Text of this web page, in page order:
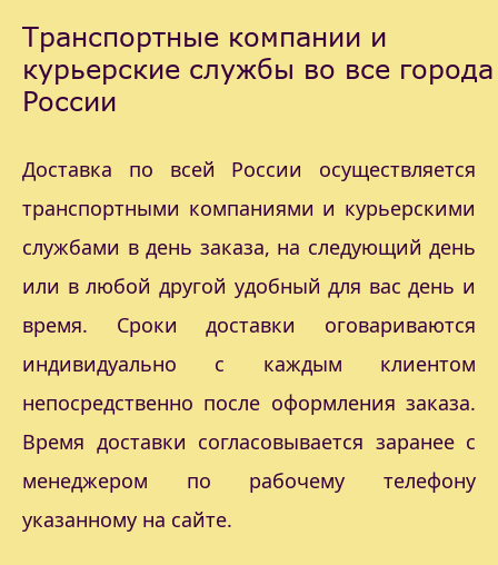
Транспортные компании и
курьерские службы во все города
России
Доставка по всей России осуществляется
транспортными компаниями и курьерскими
службами в день заказа, на следующий день
или в любой другой удобный для вас день и
время. Сроки доставки оговариваются
индивидуально с каждым клиентом
непосредственно после оформления заказа.
Время доставки согласовывается заранее с
менеджером по рабочему телефону
указанному на сайте.